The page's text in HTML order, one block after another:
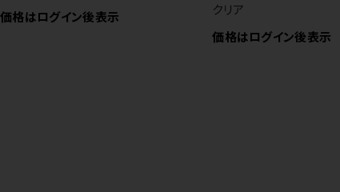
価格はログイン後表示
クリア
価格はログイン後表示